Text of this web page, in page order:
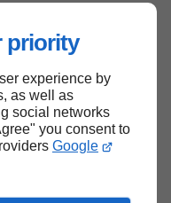
priority
experience by
as well as
social networks
you consent to
Google